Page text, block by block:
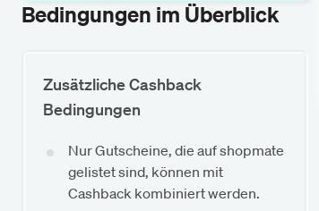
Bedingungen im Überblick
Zusätzliche Cashback
Bedingungen
Nur Gutscheine, die auf shopmate
gelistet sind, können mit
Cashback kombiniert werden.